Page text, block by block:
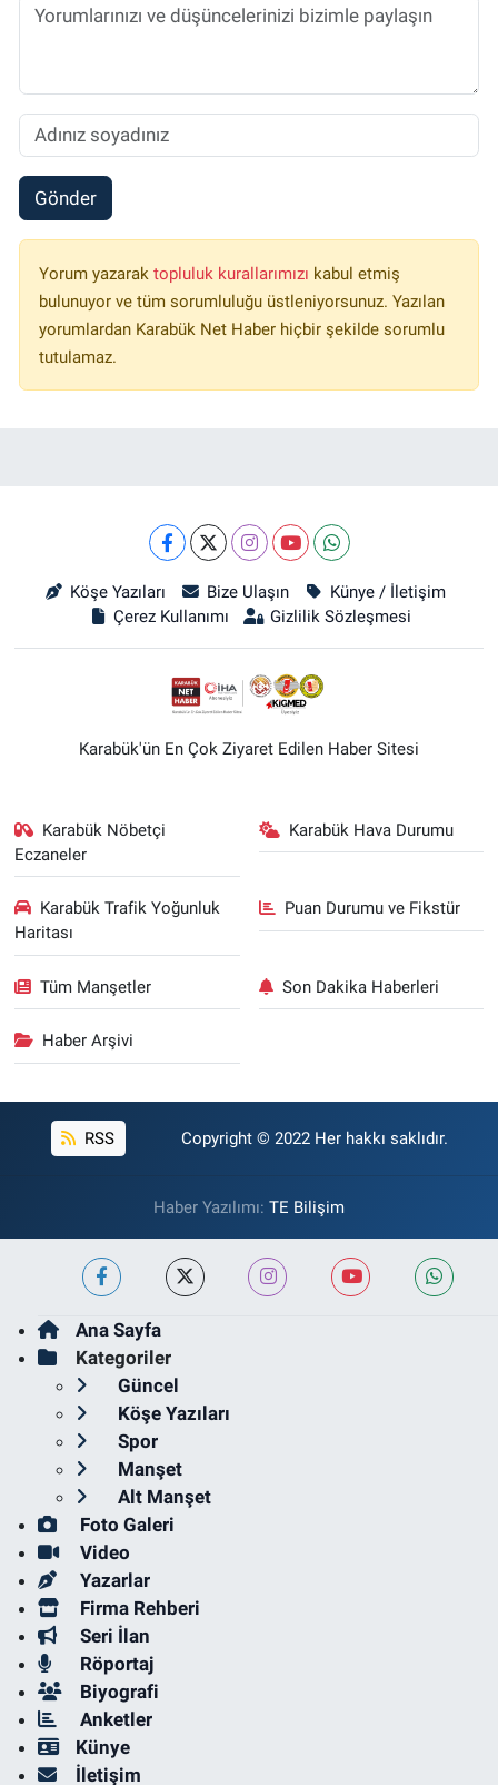
Gönder
Yorum yazarak topluluk kurallarımızı kabul etmiş
bulunuyor ve tüm sorumluluğu üstleniyorsunuz. Yazılan
yorumlardan Karabük Net Haber hiçbir şekilde sorumlu
tutulamaz.
Köşe Yazıları Bize Ulaşın
Künye / İletişim
Çerez Kullanımı
Gizlilik Sözleşmesi
Karabük'ün En Çok Ziyaret Edilen Haber Sitesi
Karabük Nöbetçi
Eczaneler
Karabük Hava Durumu
Karabük Trafik Yoğunluk
Haritası
Puan Durumu ve Fikstür
Tüm Manşetler Son Dakika Haberleri
Haber Arşivi
RSS Copyright © 2022 Her hakkı saklıdır.
Haber Yazılımı: TE Bilişim
Ana Sayfa
Kategoriler
Güncel
Köşe Yazıları
Spor
Manşet
Alt Manşet
Foto Galeri
Video
Yazarlar
Firma Rehberi
Seri İlan
Röportaj
Biyografi
Anketler
Künye
İletişim